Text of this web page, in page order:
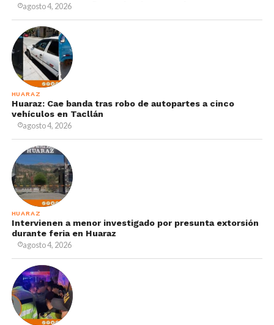
agosto 4, 2026
HUARAZ
Huaraz: Cae banda tras robo de autopartes a cinco
vehículos en Tacllán
agosto 4, 2026
HUARAZ
Intervienen a menor investigado por presunta extorsión
durante feria en Huaraz
agosto 4, 2026